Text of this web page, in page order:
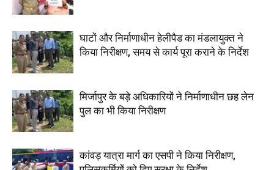
घाटों और निर्माणाधीन हेलीपैड का मंडलायुक्त ने
किया निरीक्षण, समय से कार्य पूरा कराने के निर्देश
मिर्जापुर के बड़े अधिकारियों ने निर्माणाधीन छह लेन
पुल का भी किया निरीक्षण
कांवड़ यात्रा मार्ग का एसपी ने किया निरीक्षण,